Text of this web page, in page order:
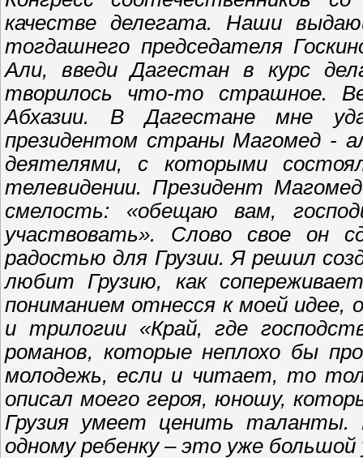
качестве делегата. Наши
тогдашнего председателя
Али, введи Дагестан в курс
творилось что-то страшное.
Абхазии. В Дагестане мне
президентом страны Магомед -
деятелями, с которыми
телевидении. Президент
смелость: «обещаю вам,
участвовать». Слово свое он
радостью для Грузии. Я решил
любит Грузию, как
пониманием отнесся к моей идее,
и трилогии «Край, где
романов, которые неплохо бы
молодежь, если и читает, то
описал моего героя, юношу,
Грузия умеет ценить
одному ребенку – это уже большой